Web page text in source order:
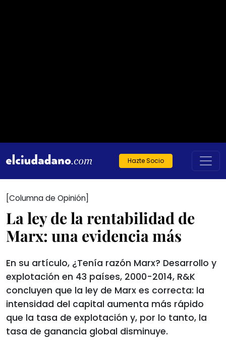
Hazte Socio
[Columna de Opinión]
La ley de la rentabilidad de
Marx: una evidencia más
En su artículo, ¿Tenía razón Marx? Desarrollo y
explotación en 43 países, 2000-2014, R&K
concluyen que la ley de Marx es correcta: la
intensidad del capital aumenta más rápido
que la tasa de explotación y, por lo tanto, la
tasa de ganancia global disminuye.